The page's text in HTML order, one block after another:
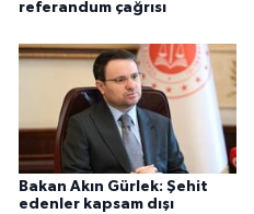
referandum çağrısı
Bakan Akın Gürlek: Şehit
edenler kapsam dışı